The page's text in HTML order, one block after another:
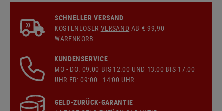
SCHNELLER VERSAND
KOSTENLOSER VERSAND AB € 99,90
WARENKORB
KUNDENSERVICE
MO - DO: 09:00 BIS 12:00 UND 13:00 BIS 17:00
UHR FR: 09:00 - 14:00 UHR
GELD-ZURÜCK-GARANTIE